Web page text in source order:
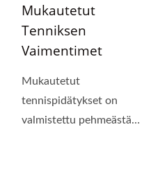
Mukautetut
Tenniksen
Vaimentimet
Mukautetut
tennispidätykset on
valmistettu pehmeästä